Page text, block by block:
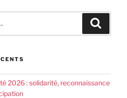
2026 : solidarité, reconnaissance